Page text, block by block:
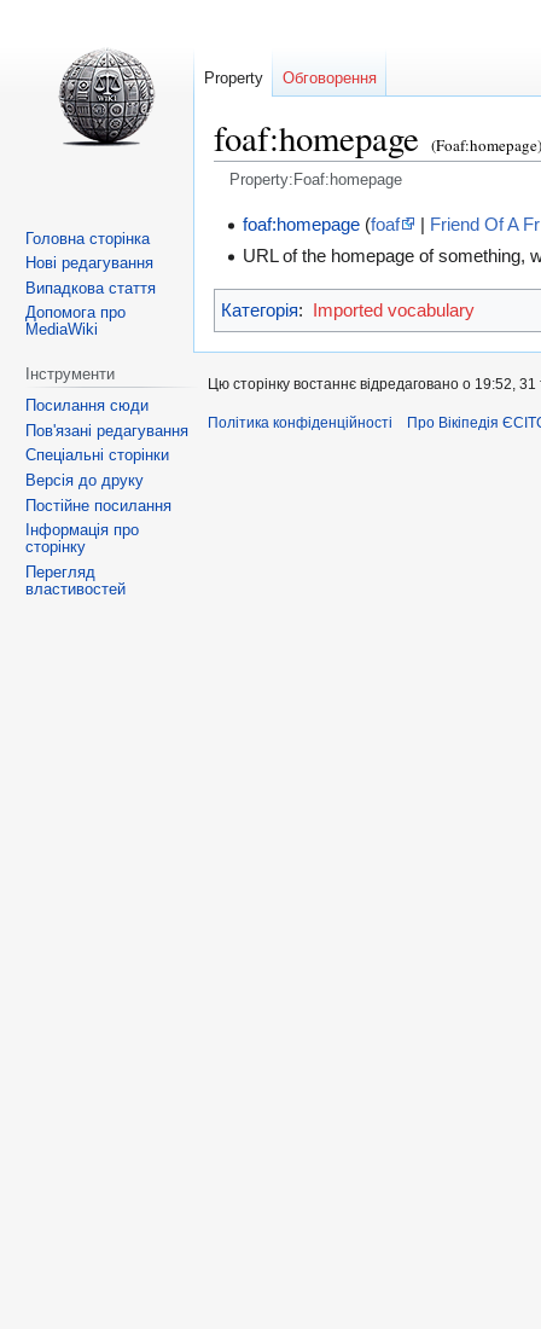
foaf:homepage (Foaf:homepage)
Property:Foaf:homepage
Перейти
до
Перейти
до
foaf:homepage (foaf | Friend Of A
URL of the homepage of something,
Категорія: Imported vocabulary
Property Обговорення
Головна сторінка
Нові редагування
Випадкова стаття
Допомога про
MediaWiki
Інструменти
Посилання сюди
Пов'язані редагування
Спеціальні сторінки
Версія до друку
Постійне посилання
Інформація про
сторінку
Перегляд
властивостей
Цю сторінку востаннє відредаговано о 19:52,
Політика конфіденційності Про Вікіпедія